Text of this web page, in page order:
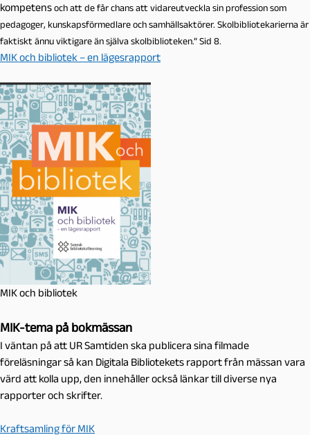
kompetensoch att de får chans att vidareutveckla sin profession som
pedagoger, kunskapsförmedlare och samhällsaktörer. Skolbibliotekarierna är
faktiskt ännu viktigare än själva skolbiblioteken.”Sid 8.
MIK och bibliotek – en lägesrapport
MIK och bibliotek
MIK-tema på bokmässan
I väntan på att UR Samtiden ska publicera sina filmade
föreläsningar så kan Digitala Bibliotekets rapport från mässan vara
värd att kolla upp, den innehåller också länkar till diverse nya
rapporter och skrifter.
Kraftsamling för MIK